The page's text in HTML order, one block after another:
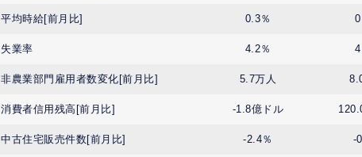
平均時給[前月比] 0.3％
失業率 4.2％
非農業部門雇用者数変化[前月比] 5.7万人
消費者信用残高[前月比] -1.8億ドル
中古住宅販売件数[前月比] -2.4％ -